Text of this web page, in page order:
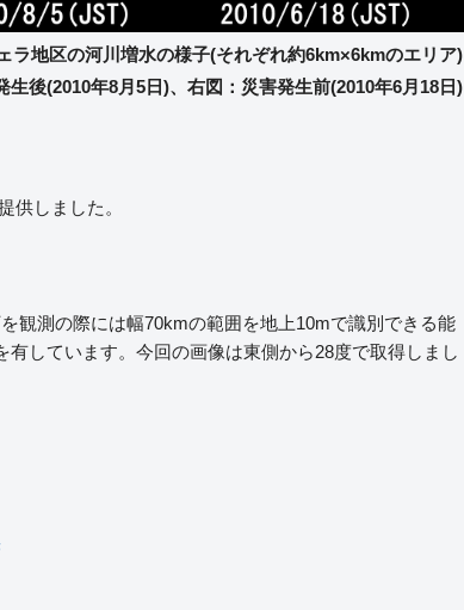
ラ地区の河川増水の様子(それぞれ約6km×6kmのエリア)
生後(2010年8月5日)、右図：災害発生前(2010年6月18日)
供しました。
観測の際には幅70kmの範囲を地上10mで識別できる能
しています。今回の画像は東側から28度で取得しまし